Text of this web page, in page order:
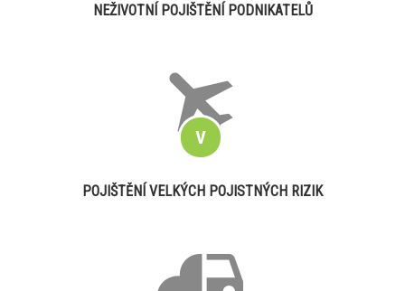
NEŽIVOTNÍ POJIŠTĚNÍ PODNIKATELŮ
POJIŠTĚNÍ VELKÝCH POJISTNÝCH RIZIK